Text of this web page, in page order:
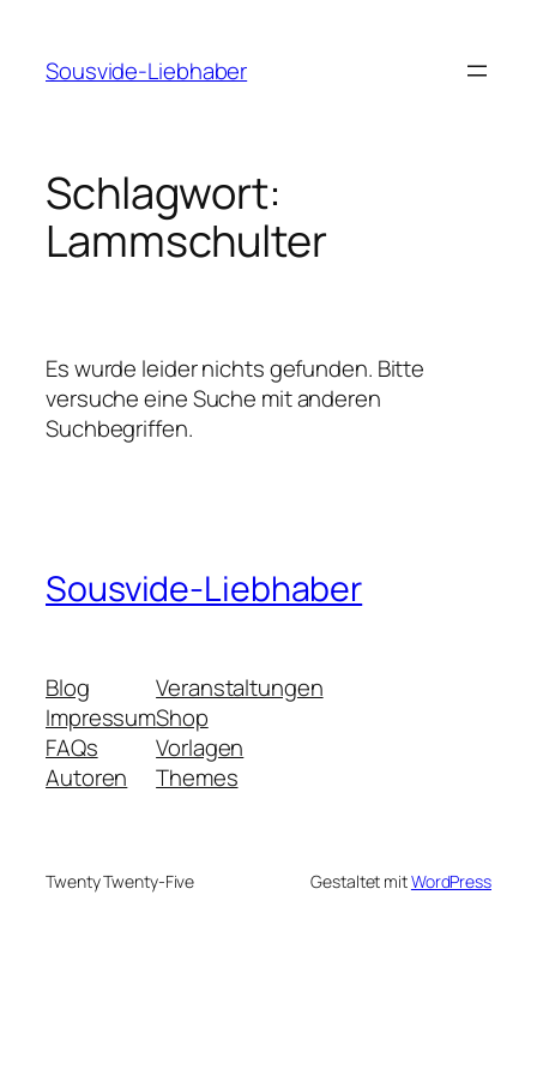
springen
Sousvide-Liebhaber
Schlagwort:
Lammschulter
Es wurde leider nichts gefunden. Bitte
versuche eine Suche mit anderen
Suchbegriffen.
Sousvide-Liebhaber
Blog
Impressum
FAQs
Autoren
Veranstaltungen
Shop
Vorlagen
Themes
Twenty Twenty-Five Gestaltet mitWordPress